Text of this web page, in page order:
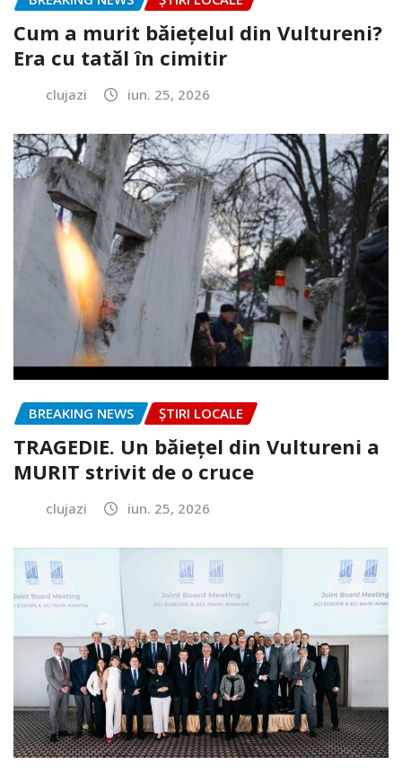
Cum a murit băiețelul din Vultureni?
Era cu tatăl în cimitir
clujazi iun. 25, 2026
BREAKING NEWS ȘTIRI LOCALE
TRAGEDIE. Un băiețel din Vultureni a
MURIT strivit de o cruce
clujazi iun. 25, 2026